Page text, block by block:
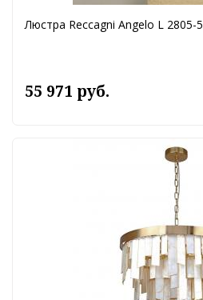
Люстра Reccagni Angelo L 2805-5
55 971 руб.